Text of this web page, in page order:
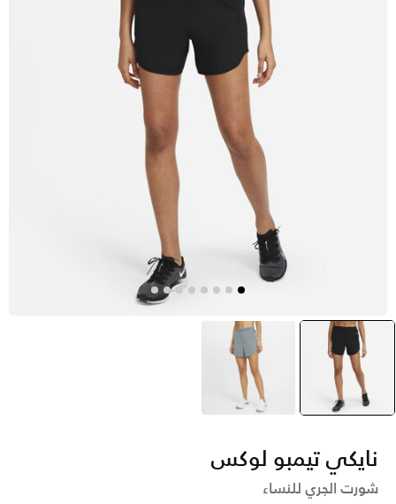
selected
أسود رمادي
نايكي تيمبو لوكس
شورت الجري للنساء